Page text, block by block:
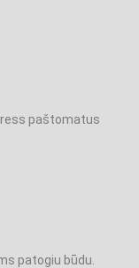
paštomatus
patogiu būdu.